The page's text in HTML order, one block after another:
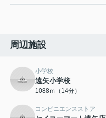
周辺施設
小学校
遠矢小学校
1088ｍ（14分）
コンビニエンスストア